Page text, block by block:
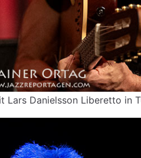
Lars Danielsson Liberetto in